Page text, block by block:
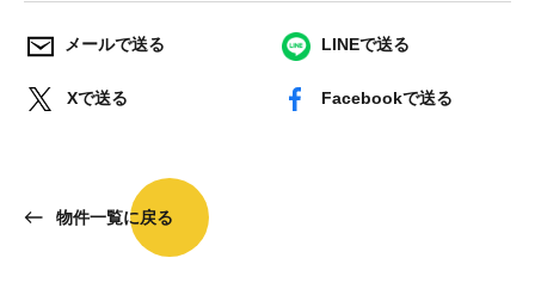
メールで送る LINEで送る
Xで送る Facebookで送る
物件一覧に戻る